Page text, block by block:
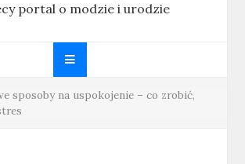
portal o modzie i urodzie
sposoby na uspokojenie – co zrobić,